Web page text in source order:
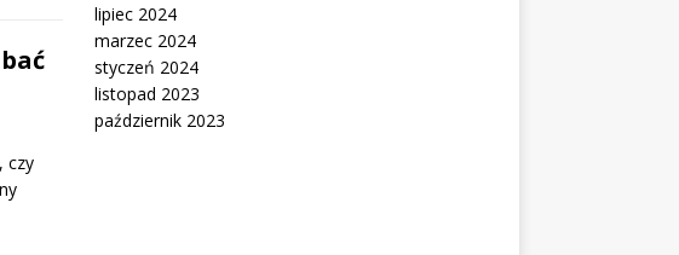
czy
lipiec 2024
marzec 2024
styczeń 2024
listopad 2023
październik 2023